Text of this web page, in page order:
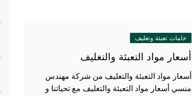
خامات تعبئة وتغليف
أسعار مواد التعبئة والتغليف
أسعار مواد التعبئة والتغليف من شركة مهندس
منسي أسعار مواد التعبئة والتغليف مع تحياتنا و